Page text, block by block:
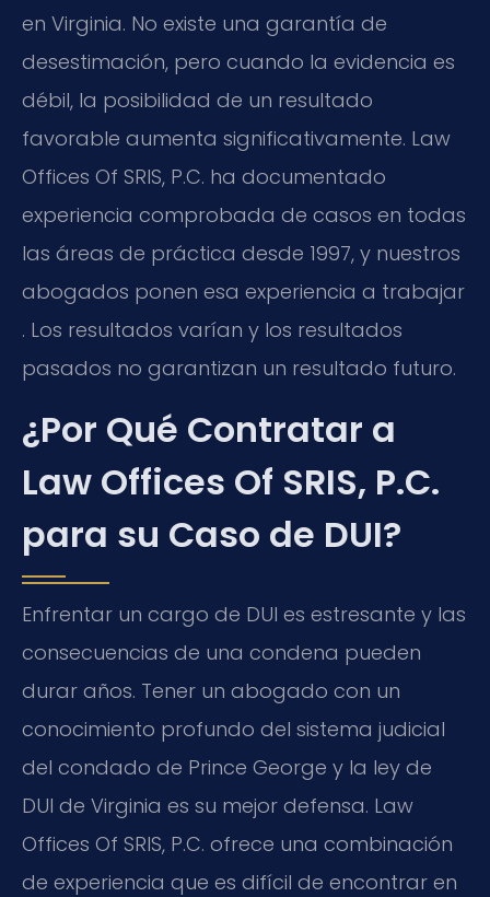
en Virginia. No existe una garantía de
desestimación, pero cuando la evidencia es
débil, la posibilidad de un resultado
favorable aumenta significativamente. Law
Offices Of SRIS, P.C. ha documentado
experiencia comprobada de casos en todas
las áreas de práctica desde 1997, y nuestros
abogados ponen esa experiencia a trabajar
. Los resultados varían y los resultados
pasados no garantizan un resultado futuro.
¿Por Qué Contratar a
Law Offices Of SRIS, P.C.
para su Caso de DUI?
Enfrentar un cargo de DUI es estresante y las
consecuencias de una condena pueden
durar años. Tener un abogado con un
conocimiento profundo del sistema judicial
del condado de Prince George y la ley de
DUI de Virginia es su mejor defensa. Law
Offices Of SRIS, P.C. ofrece una combinación
de experiencia que es difícil de encontrar en